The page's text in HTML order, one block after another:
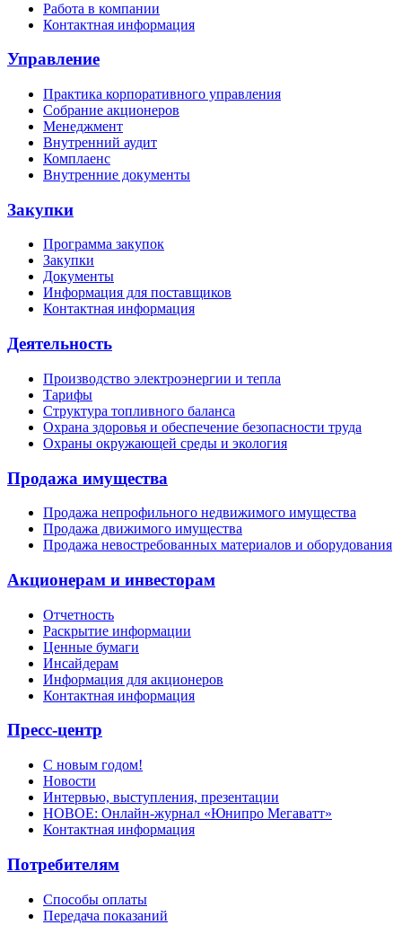
Работа в компании
Контактная информация
Управление
Практика корпоративного управления
Собрание акционеров
Менеджмент
Внутренний аудит
Комплаенс
Внутренние документы
Закупки
Программа закупок
Закупки
Документы
Информация для поставщиков
Контактная информация
Деятельность
Производство электроэнергии и тепла
Тарифы
Структура топливного баланса
Охрана здоровья и обеспечение безопасности труда
Охраны окружающей среды и экология
Продажа имущества
Продажа непрофильного недвижимого имущества
Продажа движимого имущества
Продажа невостребованных материалов и оборудования
Акционерам и инвесторам
Отчетность
Раскрытие информации
Ценные бумаги
Инсайдерам
Информация для акционеров
Контактная информация
Пресс-центр
С новым годом!
Новости
Интервью, выступления, презентации
НОВОЕ: Онлайн-журнал «Юнипро Мегаватт»
Контактная информация
Потребителям
Способы оплаты
Передача показаний